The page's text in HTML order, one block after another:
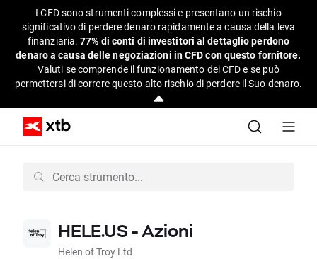
I CFD sono strumenti complessi e presentano un rischio
significativo di perdere denaro rapidamente a causa della leva
finanziaria.77% di conti di investitori al dettaglio perdono
denaro a causa delle negoziazioni in CFD con questo fornitore.
Valuti se comprende il funzionamento dei CFD e se può
permettersi di correre questo alto rischio di perdere il Suo denaro.
HELE.US - Azioni
Helen of Troy Ltd